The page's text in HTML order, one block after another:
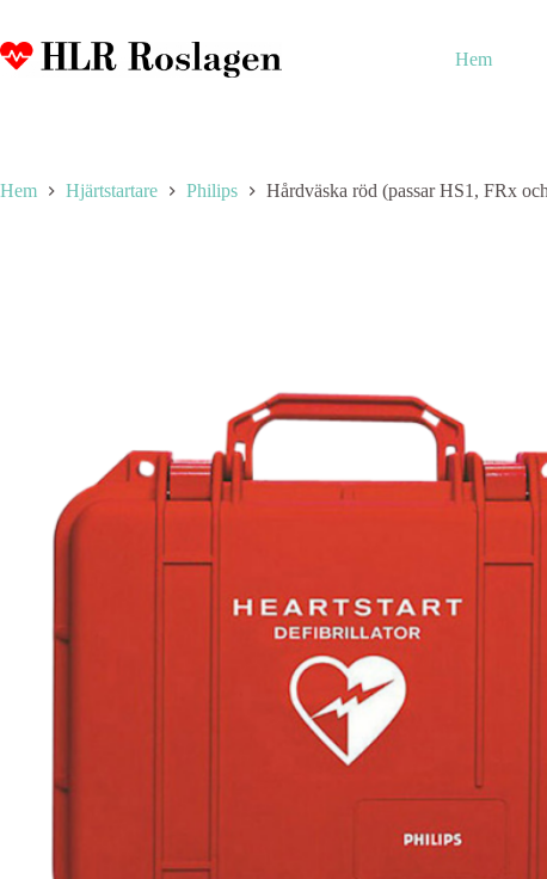
innehåll
Hem
Hem Hjärtstartare Philips Hårdväska röd (passar HS1, FRx